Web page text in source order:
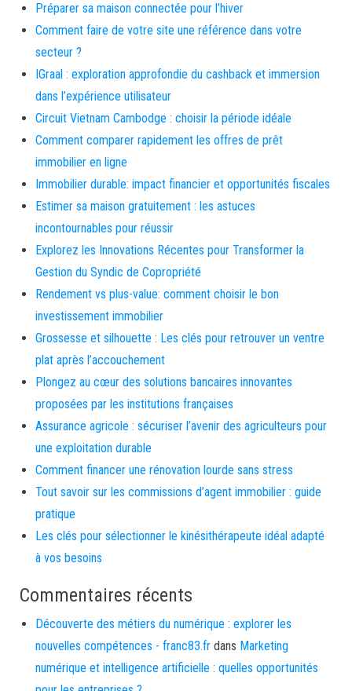
Préparer sa maison connectée pour l’hiver
Comment faire de votre site une référence dans votre
secteur ?
IGraal : exploration approfondie du cashback et immersion
dans l’expérience utilisateur
Circuit Vietnam Cambodge : choisir la période idéale
Comment comparer rapidement les offres de prêt
immobilier en ligne
Immobilier durable: impact financier et opportunités fiscales
Estimer sa maison gratuitement : les astuces
incontournables pour réussir
Explorez les Innovations Récentes pour Transformer la
Gestion du Syndic de Copropriété
Rendement vs plus-value: comment choisir le bon
investissement immobilier
Grossesse et silhouette : Les clés pour retrouver un ventre
plat après l’accouchement
Plongez au cœur des solutions bancaires innovantes
proposées par les institutions françaises
Assurance agricole : sécuriser l’avenir des agriculteurs pour
une exploitation durable
Comment financer une rénovation lourde sans stress
Tout savoir sur les commissions d’agent immobilier : guide
pratique
Les clés pour sélectionner le kinésithérapeute idéal adapté
à vos besoins
Commentaires récents
Découverte des métiers du numérique : explorer les
nouvelles compétences - franc83.fr dans Marketing
numérique et intelligence artificielle : quelles opportunités